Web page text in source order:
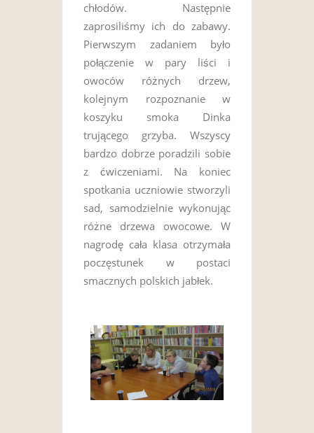
chłodów. Następnie
zaprosiliśmy ich do zabawy.
Pierwszym zadaniem było
połączenie w pary liści i
owoców różnych drzew,
kolejnym rozpoznanie w
koszyku smoka Dinka
trującego grzyba. Wszyscy
bardzo dobrze poradzili sobie
z ćwiczeniami. Na koniec
spotkania uczniowie stworzyli
sad, samodzielnie wykonując
różne drzewa owocowe. W
nagrodę cała klasa otrzymała
poczęstunek w postaci
smacznych polskich jabłek.